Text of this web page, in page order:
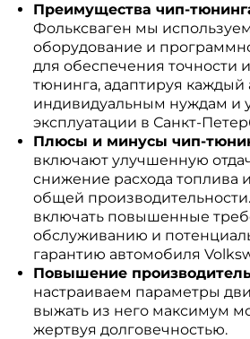
Преимущества чип-
Фольксваген мы
оборудование и
для обеспечения точности
тюнинга, адаптируя каждый
индивидуальным нуждам и
эксплуатации в Санкт-
Плюсы и минусы чип-
включают улучшенную
снижение расхода топлива
общей
включать повышенные
обслуживанию и
гарантию автомобиля
Повышение
настраиваем параметры
выжать из него максимум
жертвуя долговечностью.